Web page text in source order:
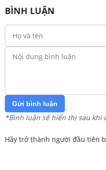
BÌNH LUẬN
Gửi bình luận
*Bình luận sẽ hiển thị sau khi
Hãy trở thành người đầu tiên